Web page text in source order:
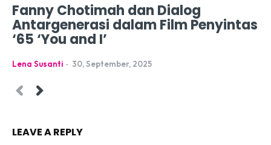
Fanny Chotimah dan Dialog
Antargenerasi dalam Film Penyintas
‘65 ‘You and I’
Lena Susanti - 30, September, 2025
LEAVE A REPLY